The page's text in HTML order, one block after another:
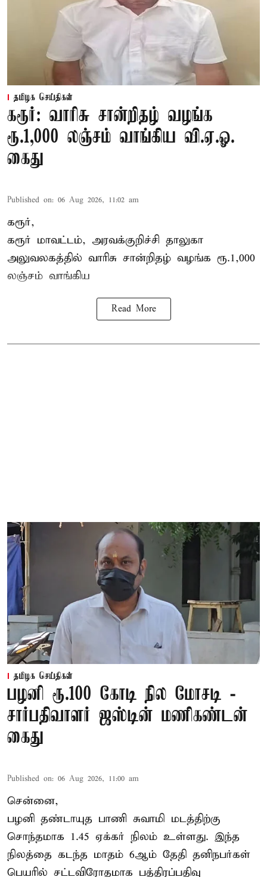
தமிழக செய்திகள்
கரூர்: வாரிசு சான்றிதழ் வழங்க
ரூ.1,000 லஞ்சம் வாங்கிய வி.ஏ.ஓ.
கைது
Published on: 06 Aug 2026, 11:02 am
கரூர்,
கரூர் மாவட்டம், அரவக்குறிச்சி தாலுகா
அலுவலகத்தில் வாரிசு சான்றிதழ் வழங்க ரூ.1,000
லஞ்சம் வாங்கிய
Read More
தமிழக செய்திகள்
பழனி ரூ.100 கோடி நில மோசடி -
சார்பதிவாளர் ஜஸ்டின் மணிகண்டன்
கைது
Published on: 06 Aug 2026, 11:00 am
சென்னை,
பழனி தண்டாயுத பாணி சுவாமி மடத்திற்கு
சொந்தமாக 1.45 ஏக்கர் நிலம் உள்ளது. இந்த
நிலத்தை கடந்த மாதம் 6ஆம் தேதி தனிநபர்கள்
பெயரில் சட்டவிரோதமாக பத்திரப்பதிவு